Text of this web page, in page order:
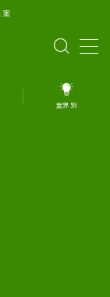
業界別